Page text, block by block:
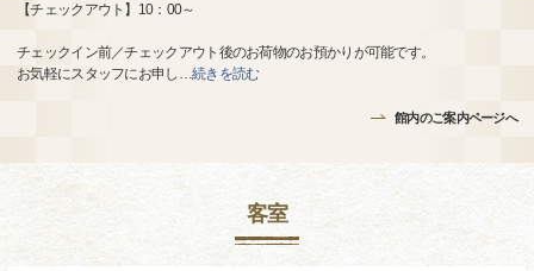
【チェックアウト】10：00～
チェックイン前／チェックアウト後のお荷物のお預かりが可能です。
お気軽にスタッフにお申し …続きを読む
館内のご案内ページへ
客室